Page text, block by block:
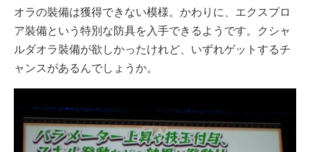
オラの裝備は獲得できない模様。かわりに、エクスプロ
ア裝備という特別な防具を入手できるようです。クシャ
ルダオラ裝備が欲しかったけれど、いずれゲットするチ
ャンスがあるんでしょうか。